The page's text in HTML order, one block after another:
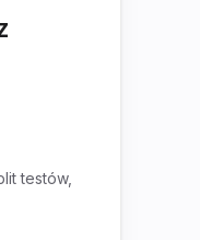
testów,